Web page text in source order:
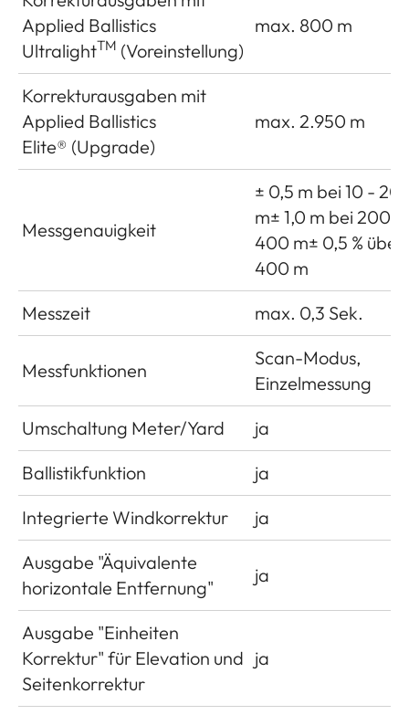
Applied Ballistics
UltralightTM (Voreinstellung)
max. 800 m
Korrekturausgaben mit
Applied Ballistics
Elite® (Upgrade)
max. 2.950 m
Messgenauigkeit
± 0,5 m bei 10 -
m± 1,0 m bei 200 -
400 m± 0,5 % über
400 m
Messzeit
max. 0,3 Sek.
Messfunktionen
Scan-Modus,
Einzelmessung
Umschaltung Meter/Yard
ja
Ballistikfunktion
ja
Integrierte Windkorrektur
ja
Ausgabe "Äquivalente
horizontale Entfernung"
ja
Ausgabe "Einheiten
Korrektur" für Elevation und
Seitenkorrektur
ja